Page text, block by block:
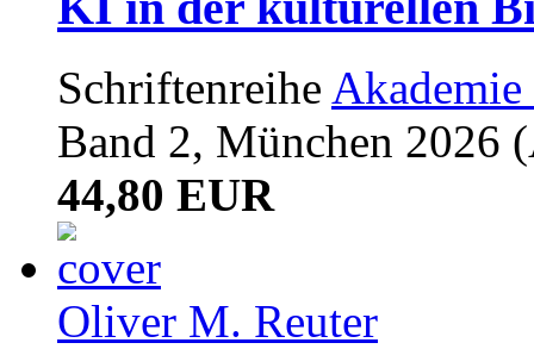
Schriftenreihe
Band 2, München 2026
44,80 EUR
Oliver M. Reuter